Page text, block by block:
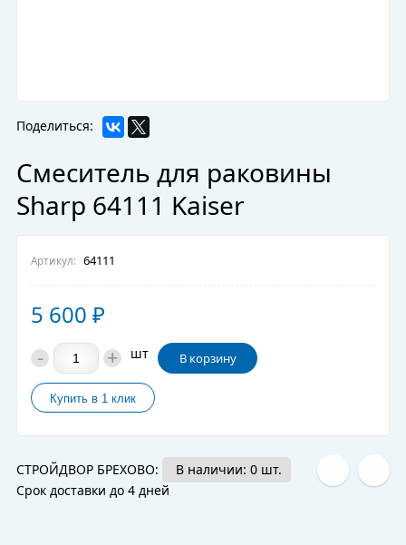
Поделиться:
Смеситель для раковины
Sharp 64111 Kaiser
Артикул: 64111
5 600 ₽
- + шт В корзину
СТРОЙДВОР БРЕХОВО:
В наличии: 0 шт.
Срок доставки до 4 дней